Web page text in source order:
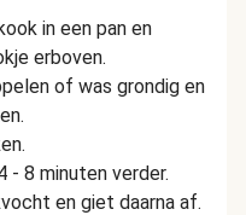
in een pan en
erboven.
of was grondig en
- 8 minuten verder.
en giet daarna af.